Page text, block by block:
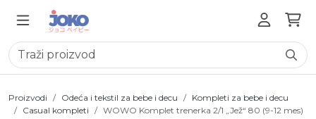
Proizvodi Odeća i tekstil za bebe i decu
Kompleti za bebe i decu
Casual kompleti
WOWO Komplet trenerka 2/1 „Jež“ 80 (9-12 mes)